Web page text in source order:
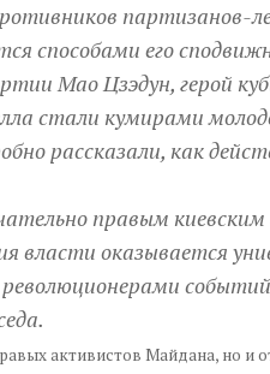
партизанов-
способами его
Мао Цзэдун, герой
стали кумирами
рассказали, как
правым
власти оказывается
активистов Майдана, но и